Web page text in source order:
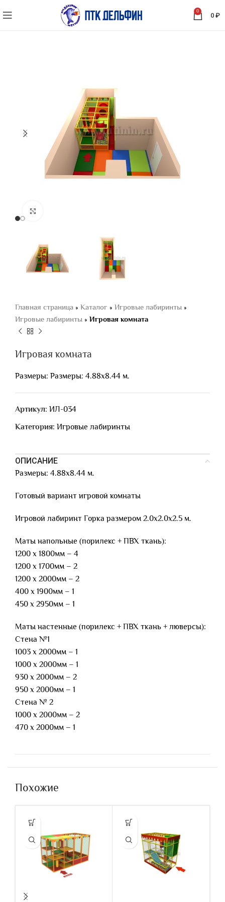
0
0 ₽
Главная страница » Каталог » Игровые лабиринты »
Игровые лабиринты » Игровая комната
Игровая комната
Размеры: Размеры: 4.88х8.44 м.
Артикул: ИЛ-034
Категория: Игровые лабиринты
ОПИСАНИЕ
Размеры: 4.88х8.44 м.
Готовый вариант игровой комнаты
Игровой лабиринт Горка размером 2.0х2.0х2.5 м.
Маты напольные (порилекс + ПВХ ткань):
1200 х 1800мм – 4
1200 х 1700мм – 2
1200 х 2000мм – 2
400 х 1900мм – 1
450 х 2950мм – 1
Маты настенные (порилекс + ПВХ ткань + люверсы):
Стена №1
1003 х 2000мм – 1
1000 х 2000мм – 1
930 х 2000мм – 2
950 х 2000мм – 1
Стена № 2
1000 х 2000мм – 2
470 х 2000мм – 1
Похожие